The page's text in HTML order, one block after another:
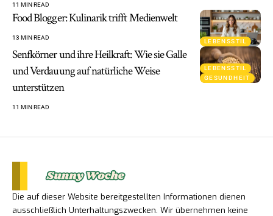
11 MIN READ
LEBENSSTIL
Food Blogger: Kulinarik trifft Medienwelt
13 MIN READ
LEBENSSTIL
GESUNDHEIT
Senfkörner und ihre Heilkraft: Wie sie Galle
und Verdauung auf natürliche Weise
unterstützen
11 MIN READ
Die auf dieser Website bereitgestellten Informationen dienen
ausschließlich Unterhaltungszwecken. Wir übernehmen keine